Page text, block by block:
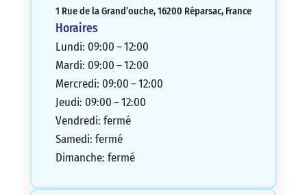
1 Rue de la Grand’ouche, 16200 Réparsac, France
Horaires
Lundi: 09:00 – 12:00
Mardi: 09:00 – 12:00
Mercredi: 09:00 – 12:00
Jeudi: 09:00 – 12:00
Vendredi: fermé
Samedi: fermé
Dimanche: fermé